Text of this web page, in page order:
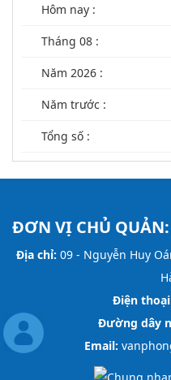
Hôm nay :
Tháng 08 :
Năm 2026 :
Năm trước :
Tổng số :
ĐƠN VỊ CHỦ QUẢN:
Địa chỉ: 09 - Nguyễn Huy
Điện
Đường dây
Email: